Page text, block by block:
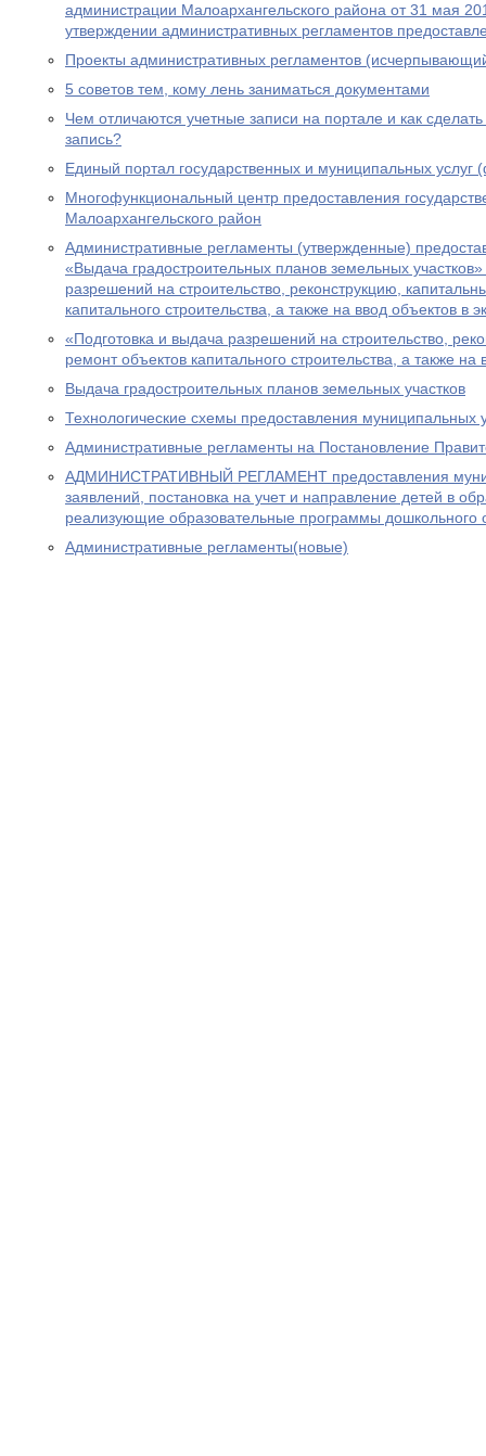
администрации Малоархангельского района от 31 мая
утверждении административных регламентов
Проекты административных регламентов
5 советов тем, кому лень заниматься документами
Чем отличаются учетные записи на портале и как
запись?
Единый портал государственных и муниципальных услуг
Многофункциональный центр предоставления
Малоархангельского район
Административные регламенты (утвержденные)
«Выдача градостроительных планов земельных
разрешений на строительство, реконструкцию,
капитального строительства, а также на ввод объектов в
«Подготовка и выдача разрешений на строительство,
ремонт объектов капитального строительства, а также
Выдача градостроительных планов земельных участков
Технологические схемы предоставления
Административные регламенты на Постановление
АДМИНИСТРАТИВНЫЙ РЕГЛАМЕНТ предоставления
заявлений, постановка на учет и направление детей в
реализующие образовательные программы дошкольного
Административные регламенты(новые)